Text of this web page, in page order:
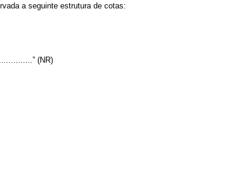
a seguinte estrutura de cotas:
(NR)